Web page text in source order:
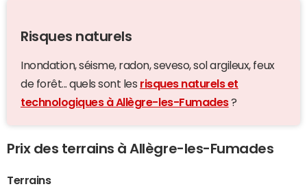
Risques naturels
Inondation, séisme, radon, seveso, sol argileux, feux
de forêt... quels sont les risques naturels et
technologiques à Allègre-les-Fumades?
Prix des terrains à Allègre-les-Fumades
Terrains